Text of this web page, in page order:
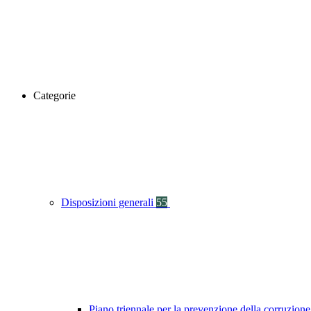
Categorie
Disposizioni generali 55